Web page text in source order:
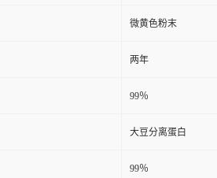
微黄色粉末
两年
99％
大豆分离蛋白
99％